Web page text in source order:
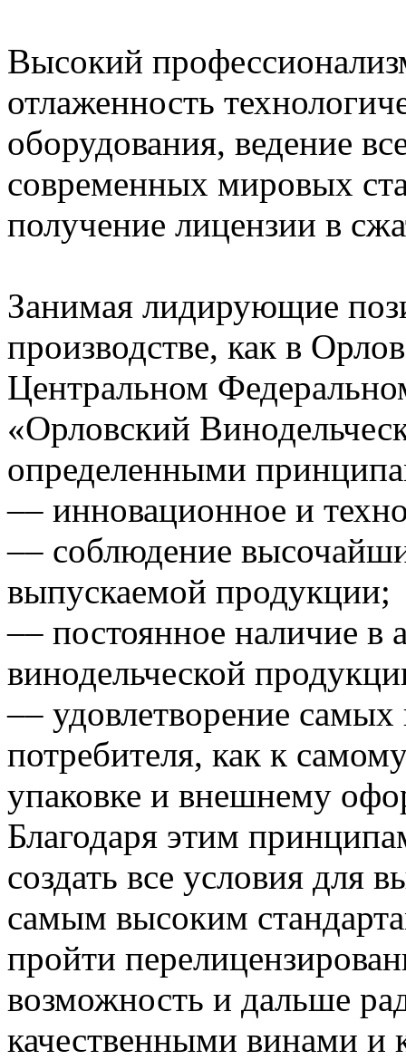
Высокий
отлаженность
оборудования, ведение
современных мировых
получение лицензии в
Занимая лидирующие
производстве, как в
Центральном
«Орловский
определенными
–– инновационное и
–– соблюдение
выпускаемой продукции;
–– постоянное наличие в
винодельческой
–– удовлетворение
потребителя, как к
упаковке и внешнему
Благодаря этим
создать все условия для
самым высоким
пройти
возможность и дальше
качественными винами и